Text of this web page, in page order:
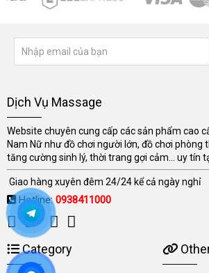
Dịch Vụ Massage
Website chuyên cung cấp các sản phẩm cao
Nam Nữ như đồ chơi người lớn, đồ chơi phòng
tăng cường sinh lý, thời trang gợi cảm... uy tín
Giao hàng xuyên đêm 24/24 kể cả ngày nghỉ
Hotline:0938411000
Category